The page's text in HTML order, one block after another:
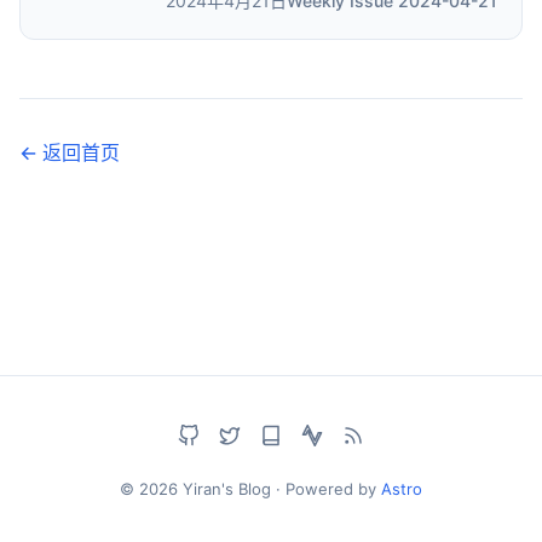
← 返回首页
© 2026 Yiran's Blog · Powered by Astro